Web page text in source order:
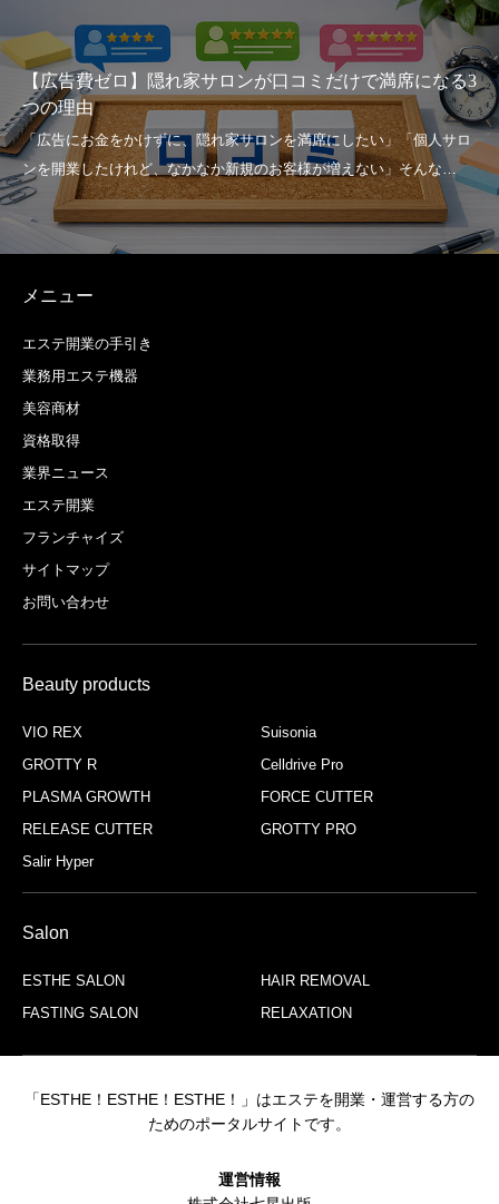
【広告費ゼロ】隠れ家サロンが口コミだけで満席になる3
つの理由
メニュー
エステ開業の手引き
業務用エステ機器
美容商材
資格取得
業界ニュース
エステ開業
フランチャイズ
サイトマップ
お問い合わせ
Beauty products
VIO REX
Suisonia
GROTTY R
Celldrive Pro
PLASMA GROWTH
FORCE CUTTER
RELEASE CUTTER
GROTTY PRO
Salir Hyper
Salon
ESTHE SALON
HAIR REMOVAL
FASTING SALON
RELAXATION
「ESTHE！ESTHE！ESTHE！」はエステを開業・運営する方の
ためのポータルサイトです。
運営情報